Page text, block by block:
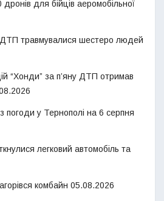
для бійців аеромобільної
ДТП травмувалися шестеро людей
“Хонди” за п’яну ДТП отримав
погоди у Тернополі на 6 серпня
легковий автомобіль та
комбайн 05.08.2026